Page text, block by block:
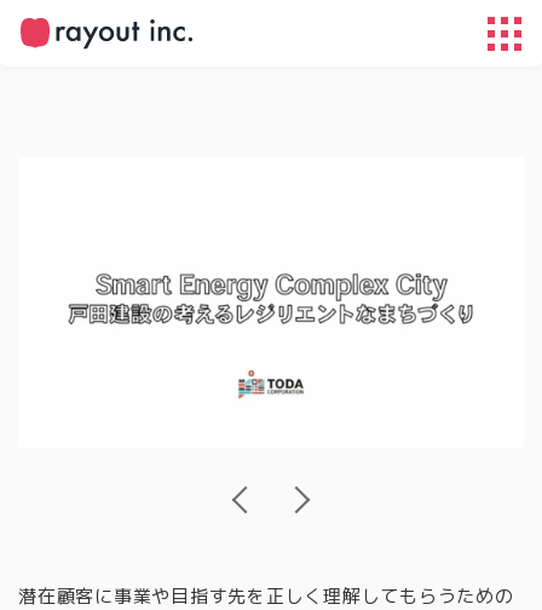
潜在顧客に事業や目指す先を正しく理解してもらうための